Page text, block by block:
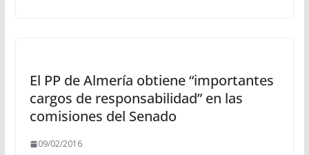
El PP de Almería obtiene “importantes
cargos de responsabilidad” en las
comisiones del Senado
09/02/2016